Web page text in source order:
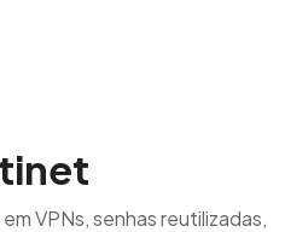
VPNs, senhas reutilizadas,